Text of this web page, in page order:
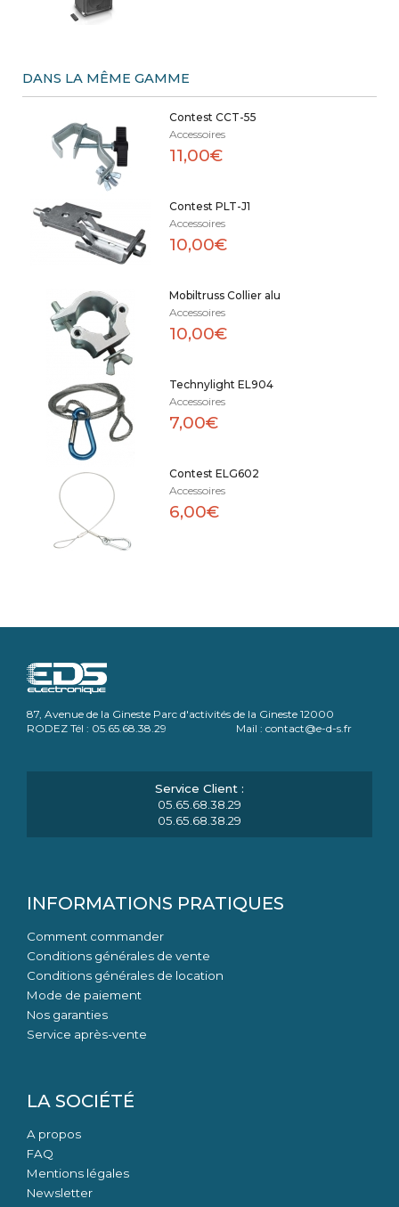
DANS LA MÊME GAMME
Contest CCT-55
Accessoires
11,00€
Contest PLT-J1
Accessoires
10,00€
Mobiltruss Collier alu
Accessoires
10,00€
Technylight EL904
Accessoires
7,00€
Contest ELG602
Accessoires
6,00€
87, Avenue de la Gineste Parc d'activités de la Gineste 12000
RODEZ Tél : 05.65.68.38.29 Mail : contact@e-d-s.fr
05.65.68.38.29
05.65.68.38.29
INFORMATIONS PRATIQUES
Comment commander
Conditions générales de vente
Conditions générales de location
Mode de paiement
Nos garanties
Service après-vente
LA SOCIÉTÉ
A propos
FAQ
Mentions légales
Newsletter